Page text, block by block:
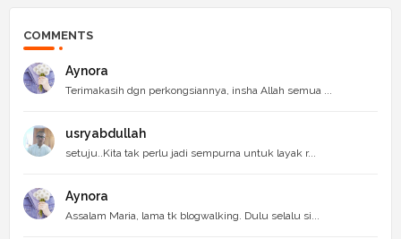
COMMENTS
Aynora
Terimakasih dgn perkongsiannya, insha Allah semua ...
usryabdullah
setuju..Kita tak perlu jadi sempurna untuk layak r...
Aynora
Assalam Maria, lama tk blogwalking. Dulu selalu si...